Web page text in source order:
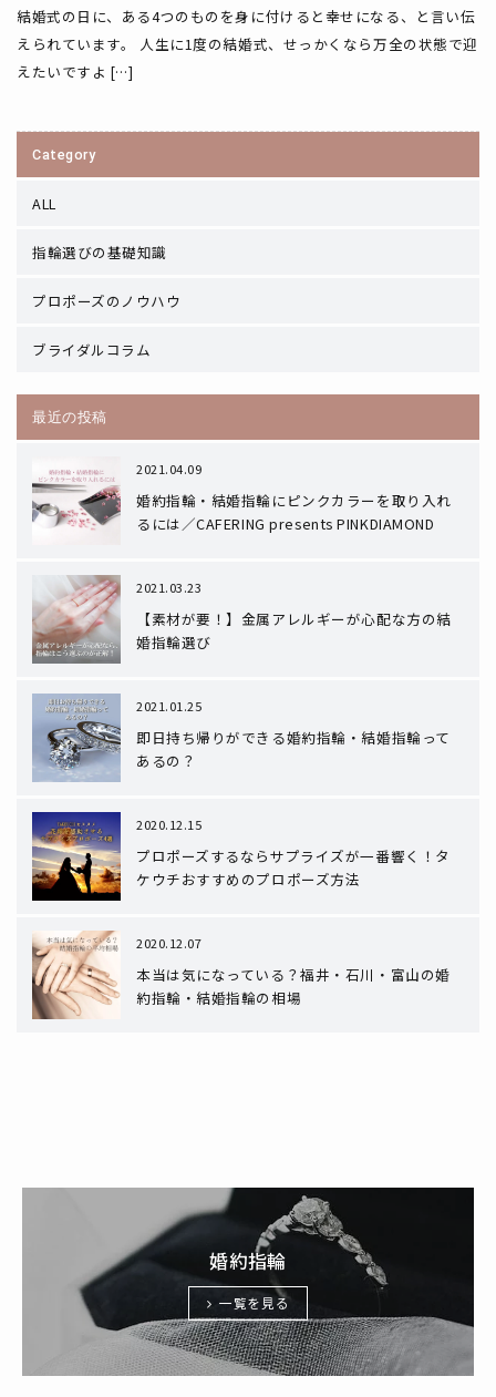
結婚式の日に、ある4つのものを身に付けると幸せになる、と言い伝
えられています。 人生に1度の結婚式、せっかくなら万全の状態で迎
えたいですよ […]
Category
ALL
指輪選びの基礎知識
プロポーズのノウハウ
ブライダルコラム
最近の投稿
2021.04.09
婚約指輪・結婚指輪にピンクカラーを取り入れ
るには／CAFERING presents PINKDIAMOND
2021.03.23
【素材が要！】金属アレルギーが心配な方の結
婚指輪選び
2021.01.25
即日持ち帰りができる婚約指輪・結婚指輪って
あるの？
2020.12.15
プロポーズするならサプライズが一番響く！タ
ケウチおすすめのプロポーズ方法
2020.12.07
本当は気になっている？福井・石川・富山の婚
約指輪・結婚指輪の相場
婚約指輪
一覧を見る